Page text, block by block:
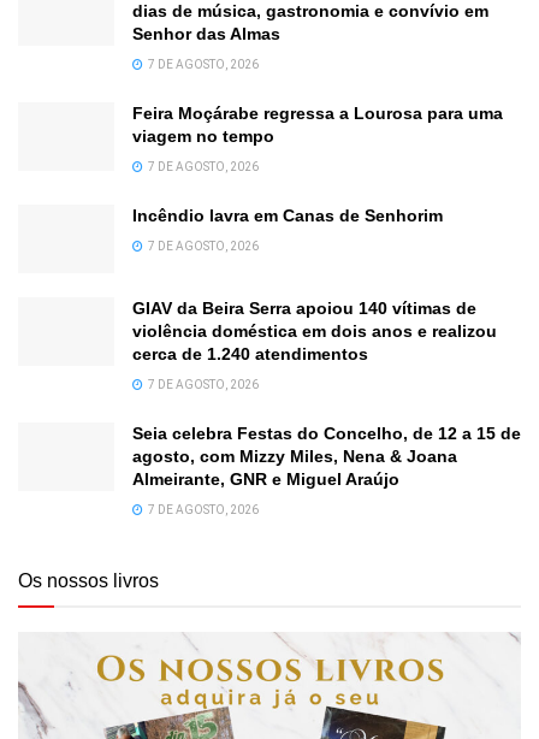
dias de música, gastronomia e convívio em
Senhor das Almas
7 DE AGOSTO, 2026
Feira Moçárabe regressa a Lourosa para uma
viagem no tempo
7 DE AGOSTO, 2026
Incêndio lavra em Canas de Senhorim
7 DE AGOSTO, 2026
GIAV da Beira Serra apoiou 140 vítimas de
violência doméstica em dois anos e realizou
cerca de 1.240 atendimentos
7 DE AGOSTO, 2026
Seia celebra Festas do Concelho, de 12 a 15 de
agosto, com Mizzy Miles, Nena & Joana
Almeirante, GNR e Miguel Araújo
7 DE AGOSTO, 2026
Os nossos livros